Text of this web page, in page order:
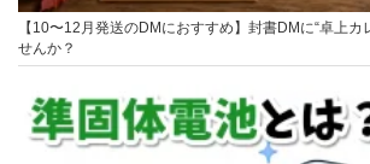
【10〜12月発送のDMにおすすめ】封書DMに“卓上カ
せんか？